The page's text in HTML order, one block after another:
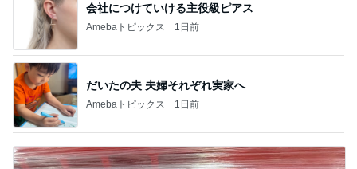
会社につけていける主役級ピアス
Amebaトピックス 1日前
だいたの夫 夫婦それぞれ実家へ
Amebaトピックス 1日前